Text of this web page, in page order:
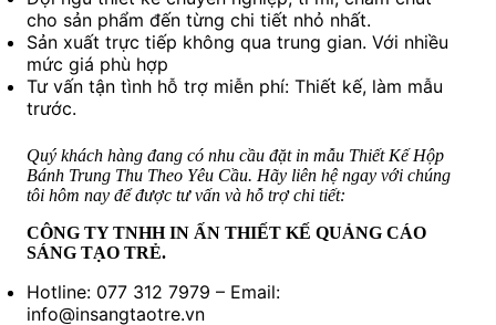
cho sản phẩm đến từng chi tiết nhỏ nhất.
Sản xuất trực tiếp không qua trung gian. Với nhiều
mức giá phù hợp
Tư vấn tận tình hỗ trợ miễn phí: Thiết kế, làm mẫu
trước.
Quý khách hàng đang có nhu cầu đặt in mẫu Thiết Kế Hộp
Bánh Trung Thu Theo Yêu Cầu. Hãy liên hệ ngay với chúng
tôi hôm nay để được tư vấn và hỗ trợ chi tiết:
CÔNG TY TNHH IN ẤN THIẾT KẾ QUẢNG CÁO
SÁNG TẠO TRẺ.
Hotline: 077 312 7979 – Email:
info@insangtaotre.vn